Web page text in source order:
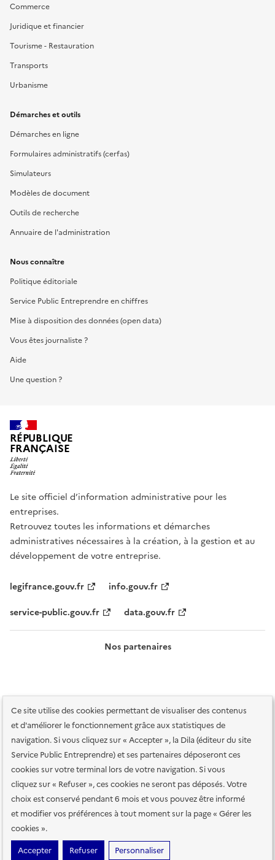
Ce site utilise des cookies permettant de visualiser des contenus
et d'améliorer le fonctionnement grâce aux statistiques de
navigation. Si vous cliquez sur « Accepter », la Dila (éditeur du site
Service Public Entreprendre) et ses partenaires déposeront ces
cookies sur votre terminal lors de votre navigation. Si vous
cliquez sur « Refuser », ces cookies ne seront pas déposés. Votre
choix est conservé pendant 6 mois et vous pouvez être informé
et modifier vos préférences à tout moment sur la page « Gérer les
cookies ».
Accepter
Refuser Personnaliser
Commerce
Juridique et financier
Tourisme - Restauration
Transports
Urbanisme
Démarches et outils
Démarches en ligne
Formulaires administratifs (cerfas)
Simulateurs
Modèles de document
Outils de recherche
Annuaire de l'administration
Nous connaître
Politique éditoriale
Service Public Entreprendre en chiffres
Mise à disposition des données (open data)
Vous êtes journaliste ?
Aide
Une question ?
RÉPUBLIQUE
FRANÇAISE
Le site officiel d’information administrative pour les
entreprises.
Retrouvez toutes les informations et démarches
administratives nécessaires à la création, à la gestion et au
développement de votre entreprise.
legifrance.gouv.fr
info.gouv.fr
service-public.gouv.fr
data.gouv.fr
Nos partenaires
Plan du site Accessibilité : totalement conforme
Accessibilité des
services en ligne
Mentions légales Données personnelles et sécurité
Conditions générales d'utilisation
Gestion des cookies
Paramètres d'affichage
Sauf mention contraire, tous les contenus de ce site sont sous
etalab-2.0